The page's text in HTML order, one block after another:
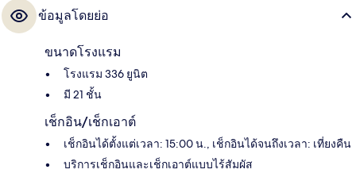
ข้อมูลโดยย่อ
ขนาดโรงแรม
โรงแรม 336 ยูนิต
มี 21 ชั้น
เช็กอิน/เช็กเอาต์
เช็กอินได้ตั้งแต่เวลา: 15:00 น., เช็กอินได้จนถึงเวลา: เที่ยงคืน
บริการเช็กอินและเช็กเอาต์แบบไร้สัมผัส